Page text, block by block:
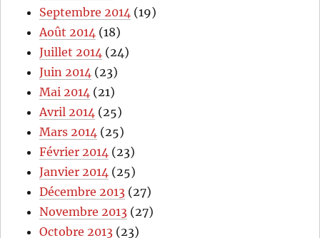
Septembre 2014 (19)
Août 2014 (18)
Juillet 2014 (24)
Juin 2014 (23)
Mai 2014 (21)
Avril 2014 (25)
Mars 2014 (25)
Février 2014 (23)
Janvier 2014 (25)
Décembre 2013 (27)
Novembre 2013 (27)
Octobre 2013 (23)